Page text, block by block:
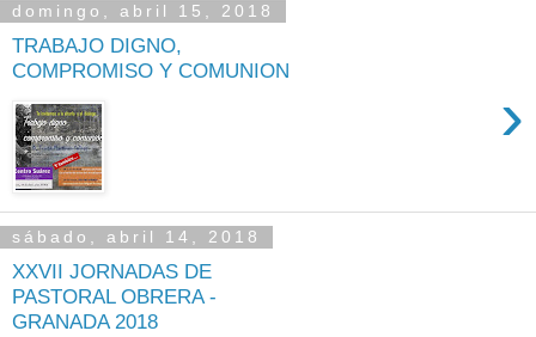
domingo, abril 15, 2018
TRABAJO DIGNO,
COMPROMISO Y COMUNION
›
sábado, abril 14, 2018
XXVII JORNADAS DE
PASTORAL OBRERA -
GRANADA 2018